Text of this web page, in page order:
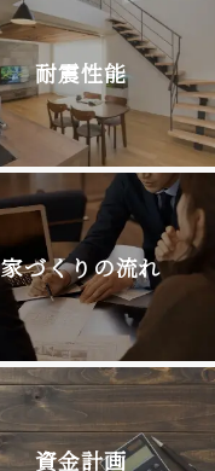
耐震性能
家づくりの流れ
資金計画